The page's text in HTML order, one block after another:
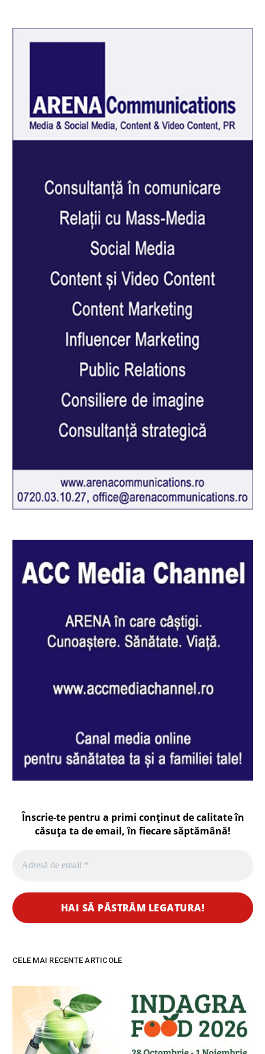
Înscrie-te pentru a primi conținut de calitate în
căsuța ta de email, în fiecaresăptămână!
CELE MAI RECENTE ARTICOLE